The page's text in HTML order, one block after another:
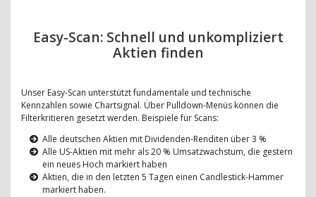
Easy-Scan: Schnell und unkompliziert
Aktien finden
Unser Easy-Scan unterstützt fundamentale und technische
Kennzahlen sowie Chartsignal. Über Pulldown-Menüs können die
Filterkritieren gesetzt werden. Beispiele für Scans:
Alle deutschen Aktien mit Dividenden-Renditen über 3 %
Alle US-Aktien mit mehr als 20 % Umsatzwachstum, die gestern
ein neues Hoch markiert haben
Aktien, die in den letzten 5 Tagen einen Candlestick-Hammer
markiert haben.